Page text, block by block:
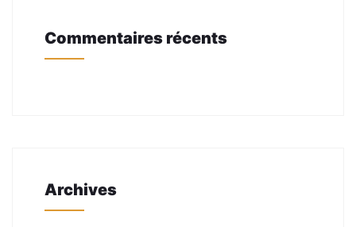
Commentaires récents
Archives